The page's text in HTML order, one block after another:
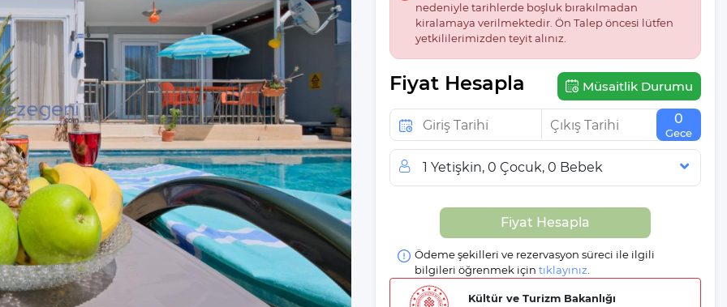
nedeniyle tarihlerde boşluk bırakılmadan
kiralamaya verilmektedir. Ön Talep öncesi lütfen
yetkililerimizden teyit alınız.
Fiyat Hesapla Müsaitlik Durumu
0
Gece
1 Yetişkin, 0 Çocuk, 0 Bebek
Misafir Sayısı
Çocuk
Bebek
Fiyat Hesapla
Ödeme şekilleri ve rezervasyon süreci ile ilgili
bilgileri öğrenmek için tıklayınız
Kültür ve Turizm Bakanlığı